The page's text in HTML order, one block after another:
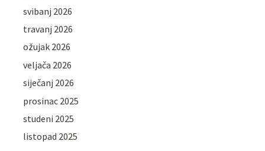
svibanj 2026
travanj 2026
ožujak 2026
veljača 2026
siječanj 2026
prosinac 2025
studeni 2025
listopad 2025